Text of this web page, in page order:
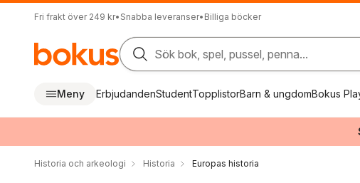
Fri frakt över 249 kr• Snabba leveranser• Billiga böcker
Sök bok, spel, pussel, penna...
Meny ErbjudandenStudentTopplistorBarn & ungdomBokus
Historia och arkeologi Historia Europas historia